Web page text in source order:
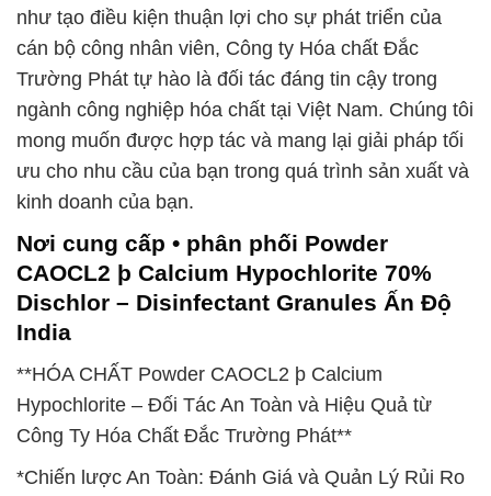
như tạo điều kiện thuận lợi cho sự phát triển của
cán bộ công nhân viên, Công ty Hóa chất Đắc
Trường Phát tự hào là đối tác đáng tin cậy trong
ngành công nghiệp hóa chất tại Việt Nam. Chúng tôi
mong muốn được hợp tác và mang lại giải pháp tối
ưu cho nhu cầu của bạn trong quá trình sản xuất và
kinh doanh của bạn.
Nơi cung cấp • phân phối Powder
CAOCL2 þ Calcium Hypochlorite 70%
Dischlor – Disinfectant Granules Ấn Độ
India
**HÓA CHẤT Powder CAOCL2 þ Calcium
Hypochlorite – Đối Tác An Toàn và Hiệu Quả từ
Công Ty Hóa Chất Đắc Trường Phát**
*Chiến lược An Toàn: Đánh Giá và Quản Lý Rủi Ro